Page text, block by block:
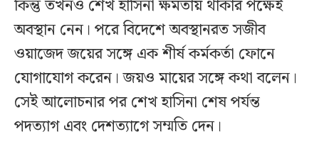
কিন্তু তখনও শেখ হাসিনা ক্ষমতায় থাকার পক্ষেই
অবস্থান নেন। পরে বিদেশে অবস্থানরত সজীব
ওয়াজেদ জয়ের সঙ্গে এক শীর্ষ কর্মকর্তা ফোনে
যোগাযোগ করেন। জয়ও মায়ের সঙ্গে কথা বলেন।
সেই আলোচনার পর শেখ হাসিনা শেষ পর্যন্ত
পদত্যাগ এবং দেশত্যাগে সম্মতি দেন।